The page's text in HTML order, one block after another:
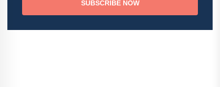
SUBSCRIBE NOW